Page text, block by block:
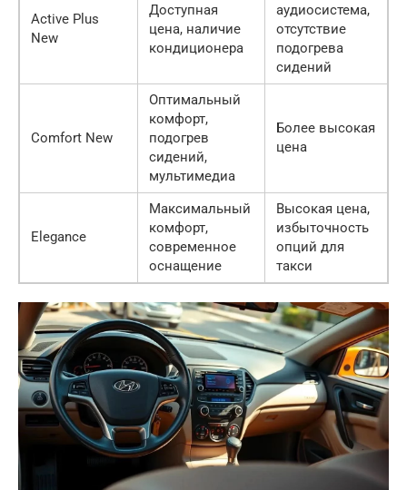
Active Plus
New
Доступная
цена, наличие
кондиционера
аудиосистема,
отсутствие
подогрева
сидений
Comfort New
Оптимальный
комфорт,
подогрев
сидений,
мультимедиа
Более высокая
цена
Elegance
Максимальный
комфорт,
современное
оснащение
Высокая цена,
избыточность
опций для
такси